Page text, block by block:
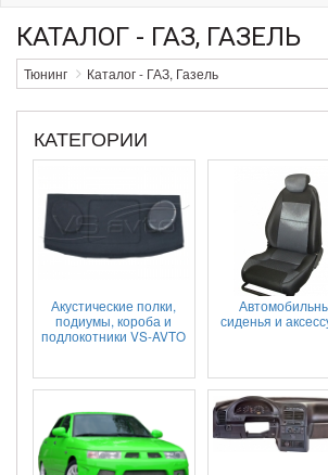
КАТАЛОГ - ГАЗ, ГАЗЕЛЬ
Тюнинг Каталог - ГАЗ, Газель
КАТЕГОРИИ
Акустические полки,
подиумы, короба и
подлокотники VS-AVTO
сиденья и